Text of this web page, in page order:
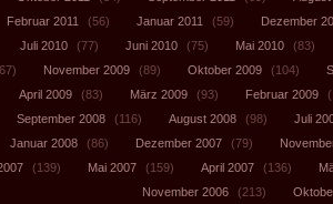
Februar 2011 (56) Januar 2011 (59)
Dezember
Juli 2010 (77) Juni 2010 (75) Mai 2010
(83)
November 2009 (89) Oktober 2009 (104)
April 2009 (83) März 2009 (93) Februar 2009
September 2008 (116) August 2008 (98)
Juli
Januar 2008 (86) Dezember 2007 (79)
(139) Mai 2007 (159) April 2007 (136)
November 2006
(213)